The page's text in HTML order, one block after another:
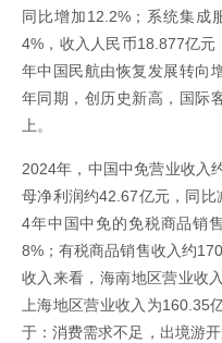
同比增加12.2%；系统集成
4%，收入人民币18.877亿
年中国民航由恢复发展转向
年同期，创历史新高，国际
上。
2024年，中国中免营业收入
母净利润约42.67亿元，同
4年中国中免的免税商品销
8%；有税商品销售收入约
收入来看，海南地区营业收
上海地区营业收入为160.35
于：消费需求不足，出境游